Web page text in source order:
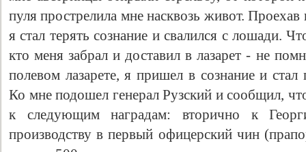
пуля прострелила мне насквозь живот. Проехав
я стал терять сознание и свалился с лошади.
кто меня забрал и доставил в лазарет - не
полевом лазарете, я пришел в сознание и
Ко мне подошел генерал Рузский и сообщил,
к следующим наградам: вторично к
производству в первый офицерский чин